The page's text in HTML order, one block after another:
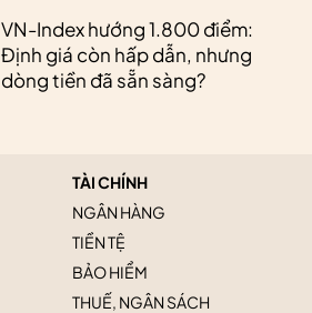
VN-Index hướng 1.800 điểm:
Định giá còn hấp dẫn, nhưng
dòng tiền đã sẵn sàng?
TÀI CHÍNH
NGÂN HÀNG
TIỀN TỆ
BẢO HIỂM
THUẾ, NGÂN SÁCH